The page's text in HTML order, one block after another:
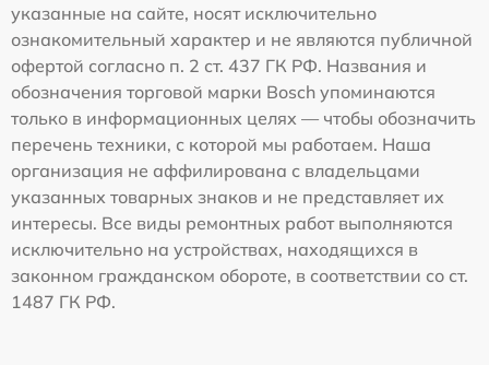
указанные на сайте, носят исключительно
ознакомительный характер и не являются публичной
офертой согласно п. 2 ст. 437 ГК РФ. Названия и
обозначения торговой марки Bosch упоминаются
только в информационных целях — чтобы обозначить
перечень техники, с которой мы работаем. Наша
организация не аффилирована с владельцами
указанных товарных знаков и не представляет их
интересы. Все виды ремонтных работ выполняются
исключительно на устройствах, находящихся в
законном гражданском обороте, в соответствии со ст.
1487 ГК РФ.